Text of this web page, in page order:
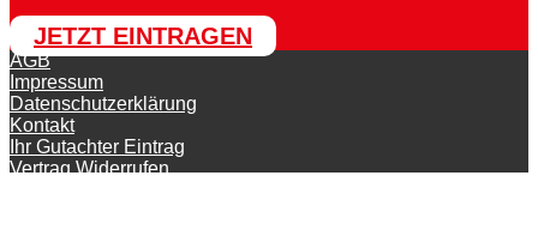
JETZT EINTRAGEN
AGB
Impressum
Datenschutzerklärung
Kontakt
Ihr Gutachter Eintrag
Vertrag Widerrufen